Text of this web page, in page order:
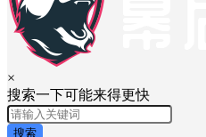
×
搜索一下可能来得更快
搜索